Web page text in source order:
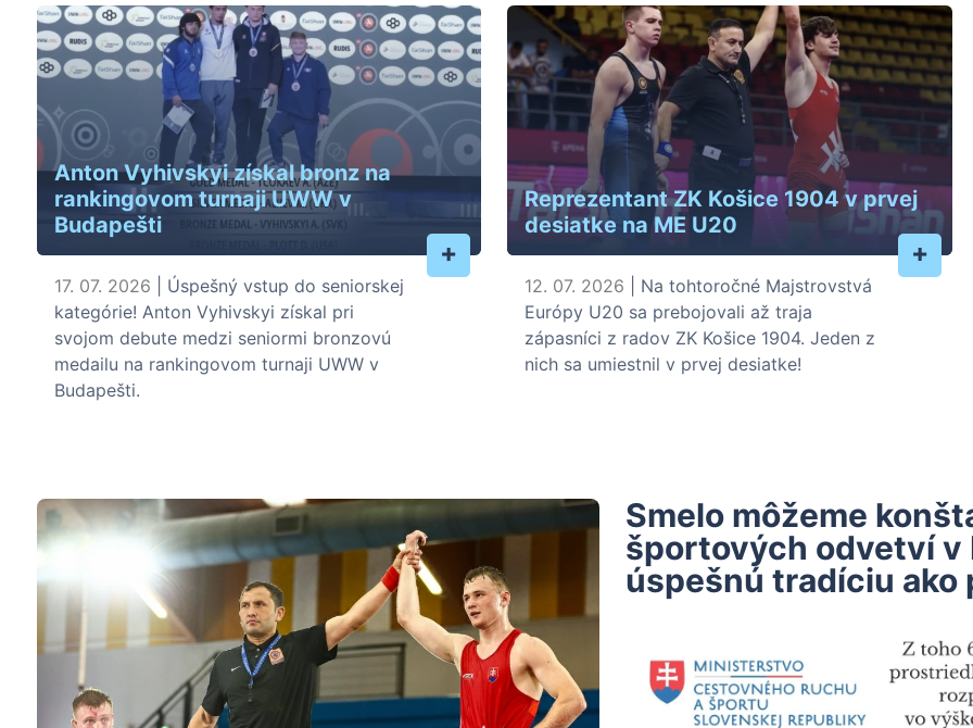
Anton Vyhivskyi získal bronz na
rankingovom turnaji UWW v
Budapešti
+
17. 07. 2026 | Úspešný vstup do seniorskej
kategórie! Anton Vyhivskyi získal pri
svojom debute medzi seniormi bronzovú
medailu na rankingovom turnaji UWW v
Budapešti.
Reprezentant ZK Košice 1904 v prvej
desiatke na ME U20
+
12. 07. 2026 | Na tohtoročné Majstrovstvá
Európy U20 sa prebojovali až traja
zápasníci z radov ZK Košice 1904. Jeden z
nich sa umiestnil v prvej desiatke!
Smelo môžeme
športových odvetví v
úspešnú tradíciu ako